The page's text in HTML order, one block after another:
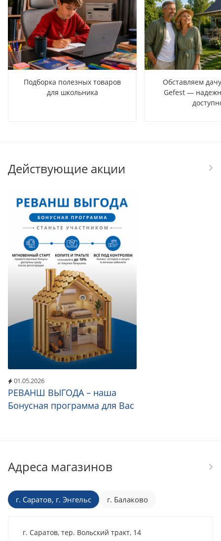
Подборка полезных товаров
для школьника
Обставляем
Gefest —
Действующие акции
01.05.2026
РЕВАНШ ВЫГОДА – наша
Бонусная программа для Вас
Адреса магазинов
г. Саратов, г. Энгельс г. Балаково
г. Саратов, тер. Вольский тракт, 14